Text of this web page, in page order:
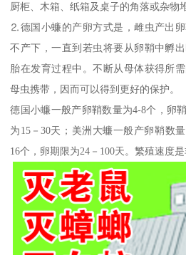
厨柜、木箱、纸箱及桌子的角落或杂物
⒉德国小蠊的产卵方式是，雌虫产出
不产下，一直到若虫将要从卵鞘中孵
胎在发育过程中。不断从母体获得所
母虫携带，因而可以得到更好的保护。
德国小蠊一般产卵鞘数量为4-8个，卵
为15－30天；美洲大蠊一般产卵鞘数
16个，卵期限为24－100天。繁殖速度是